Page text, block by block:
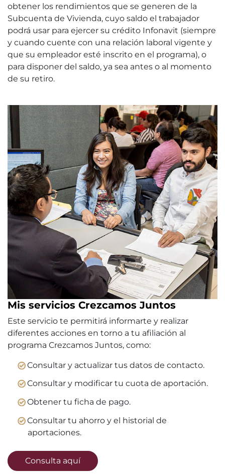
obtener los rendimientos que se generen de la
Subcuenta de Vivienda, cuyo saldo el trabajador
podrá usar para ejercer su crédito Infonavit (siempre
y cuando cuente con una relación laboral vigente y
que su empleador esté inscrito en el programa), o
para disponer del saldo, ya sea antes o al momento
de su retiro.
Mis servicios Crezcamos Juntos
Este servicio te permitirá informarte y realizar
diferentes acciones en torno a tu afiliación al
programa Crezcamos Juntos, como:
Consultar y actualizar tus datos de contacto.
Consultar y modificar tu cuota de aportación.
Obtener tu ficha de pago.
Consultar tu ahorro y el historial de
aportaciones.
Consulta aquí